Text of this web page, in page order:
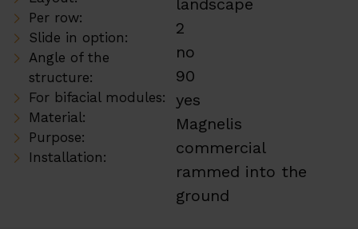
Per row:
Slide in option:
Angle of the
structure:
For bifacial modules:
Material:
Purpose:
Installation:
landscape
2
no
90
yes
Magnelis
commercial
rammed into the
ground